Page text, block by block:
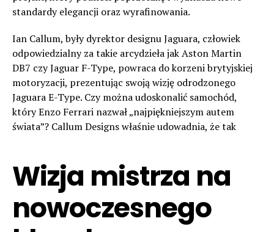
standardy elegancji oraz wyrafinowania.
Ian Callum, były dyrektor designu Jaguara, człowiek
odpowiedzialny za takie arcydzieła jak Aston Martin
DB7 czy Jaguar F-Type, powraca do korzeni brytyjskiej
motoryzacji, prezentując swoją wizję odrodzonego
Jaguara E-Type. Czy można udoskonalić samochód,
który Enzo Ferrari nazwał „najpiękniejszym autem
świata”? Callum Designs właśnie udowadnia, że tak
Wizja mistrza na
nowoczesnego